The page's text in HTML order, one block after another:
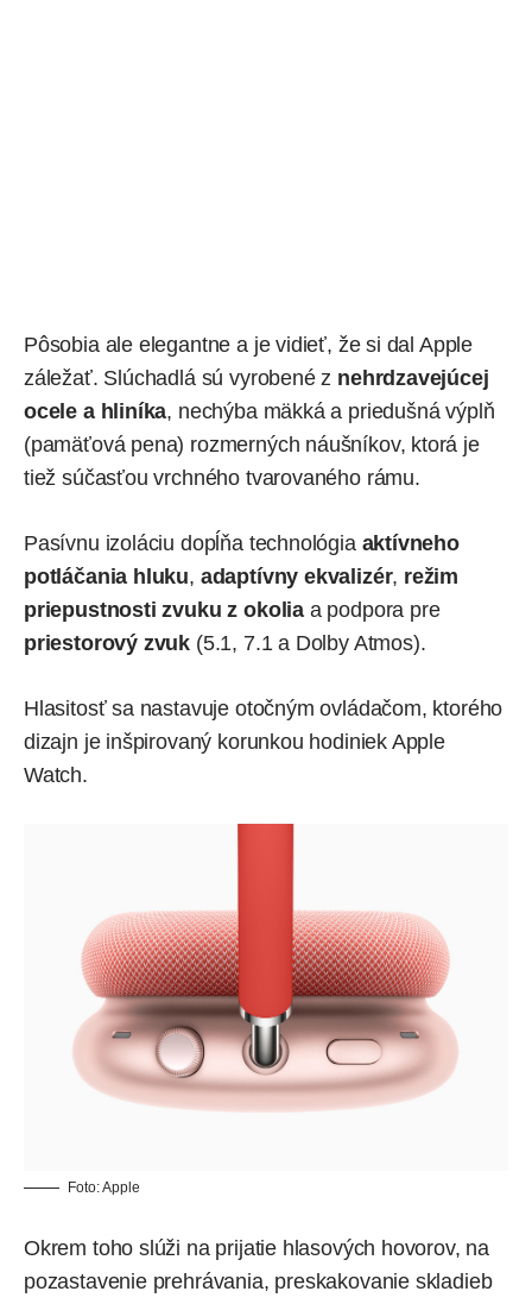
Pôsobia ale elegantne a je vidieť, že si dal Apple
záležať. Slúchadlá sú vyrobené z nehrdzavejúcej
ocele a hliníka, nechýba mäkká a priedušná výplň
(pamäťová pena) rozmerných náušníkov, ktorá je
tiež súčasťou vrchného tvarovaného rámu.
Pasívnu izoláciu dopĺňa technológia aktívneho
potláčania hluku, adaptívny ekvalizér, režim
priepustnosti zvuku z okoliaa podpora pre
priestorový zvuk (5.1, 7.1 a Dolby Atmos).
Hlasitosť sa nastavuje otočným ovládačom, ktorého
dizajn je inšpirovaný korunkou hodiniek Apple
Watch.
Foto:Apple
Okrem toho slúži na prijatie hlasových hovorov, na
pozastavenie prehrávania, preskakovanie skladieb